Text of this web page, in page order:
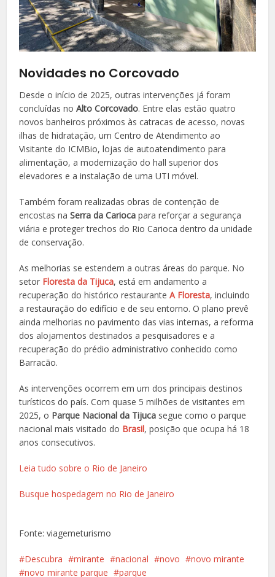
Novidades no Corcovado
Desde o início de 2025, outras intervenções já foram
concluídas noAlto Corcovado. Entre elas estão quatro
novos banheiros próximos às catracas de acesso, novas
ilhas de hidratação, um Centro de Atendimento ao
Visitante do ICMBio, lojas de autoatendimento para
alimentação, a modernização do hall superior dos
elevadores e a instalação de uma UTI móvel.
Também foram realizadas obras de contenção de
encostas naSerra da Carioca para reforçar a segurança
viária e proteger trechos do Rio Carioca dentro da unidade
de conservação.
As melhorias se estendem a outras áreas do parque. No
setor Floresta da Tijuca, está em andamento a
recuperação do histórico restauranteA Floresta, incluindo
a restauração do edifício e de seu entorno. O plano prevê
ainda melhorias no pavimento das vias internas, a reforma
dos alojamentos destinados a pesquisadores e a
recuperação do prédio administrativo conhecido como
Barracão.
As intervenções ocorrem em um dos principais destinos
turísticos do país. Com quase 5 milhões de visitantes em
2025, o Parque Nacional da Tijuca segue como o parque
nacional mais visitado do Brasil, posição que ocupa há 18
anos consecutivos.
Leia tudo sobre o Rio de Janeiro
Busque hospedagem no Rio de Janeiro
Fonte: viagemeturismo
Descubra mirante nacional novo
novo mirante
novo mirante parque
parque